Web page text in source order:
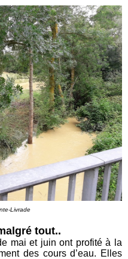
Livrade
tout..
mai et juin ont profité à la
des cours d’eau. Elles